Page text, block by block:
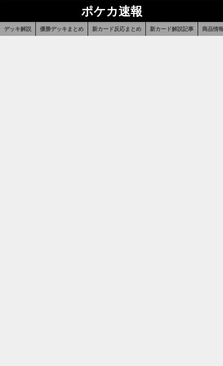
ポケカ速報
デッキ解説 優勝デッキまとめ 新カード反応まとめ 新カード解説記事 商品情